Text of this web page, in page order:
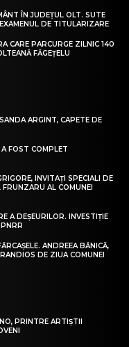
ÎN JUDEȚUL OLT. SUTE
DE TITULARIZARE
CARE PARCURGE ZILNIC 140
FĂGEȚELU
ARGINT, CAPETE DE
A FOST COMPLET
INVITAȚI SPECIALI DE
AL COMUNEI
A DEȘEURILOR. INVESTIȚIE
ANDREEA BĂNICĂ,
DE ZIUA COMUNEI
PRINTRE ARTIȘTII